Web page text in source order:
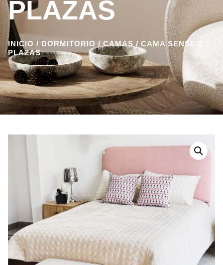
PLAZAS
INICIO / DORMITORIO / CAMAS / CAMA SENSE 2
PLAZAS